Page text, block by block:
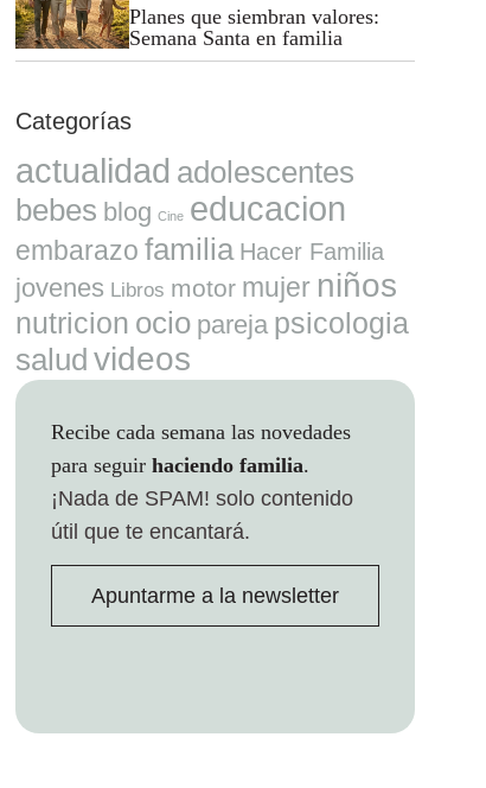
Planes que siembran valores:
Semana Santa en familia
Categorías
actualidad adolescentes
bebes blog Cine educacion
embarazo familia Hacer Familia
jovenes Libros motor mujer niños
nutricion ocio pareja psicologia
salud videos
Recibe cada semana las novedades
para seguir haciendo familia.
¡Nada de SPAM! solo contenido
útil que te encantará.
Apuntarme a la newsletter